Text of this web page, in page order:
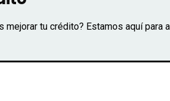
mejorar tu crédito? Estamos aquí para